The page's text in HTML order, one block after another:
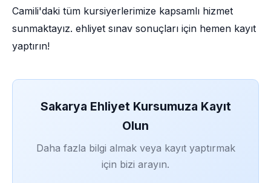
Camili'daki tüm kursiyerlerimize kapsamlı hizmet
sunmaktayız. ehliyet sınav sonuçları için hemen kayıt
yaptırın!
Sakarya Ehliyet Kursumuza Kayıt
Olun
Daha fazla bilgi almak veya kayıt yaptırmak
için bizi arayın.